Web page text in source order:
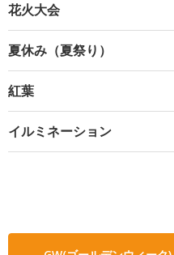
花火大会
夏休み（夏祭り）
紅葉
イルミネーション